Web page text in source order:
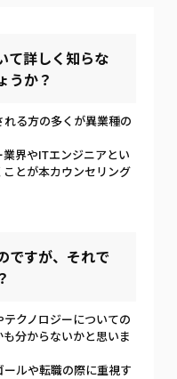
て詳しく知らな
うか？
る方の多くが異業種の
界やITエンジニアとい
とが本カウンセリング
ですが、それで
クノロジーについての
分からないかと思いま
ルや転職の際に重視す